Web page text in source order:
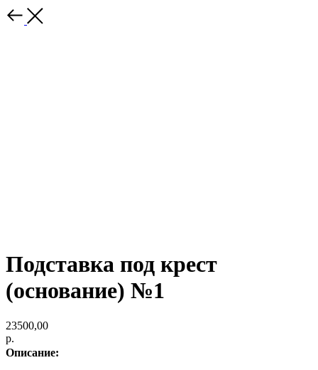
Подставка под крест
(основание) №1
23500,00
р.
Описание: